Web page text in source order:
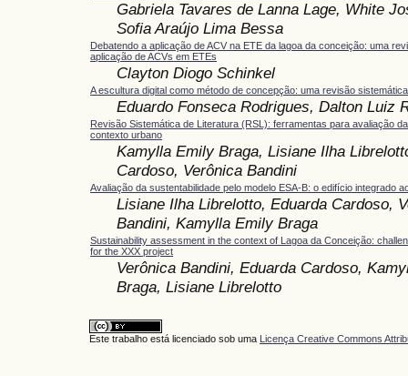
Gabriela Tavares de Lanna Lage, White
Sofia Araújo Lima Bessa
Debatendo a aplicação de ACV na ETE da lagoa da conceição: uma
aplicação de ACVs em ETEs
Clayton Diogo Schinkel
A escultura digital como método de concepção: uma revisão sistemática
Eduardo Fonseca Rodrigues, Dalton Luiz
Revisão Sistemática de Literatura (RSL): ferramentas para avaliação
contexto urbano
Kamylla Emily Braga, Lisiane Ilha
Cardoso, Verônica Bandini
Avaliação da sustentabilidade pelo modelo ESA-B: o edifício integrado
Lisiane Ilha Librelotto, Eduarda Cardoso,
Bandini, Kamylla Emily Braga
Sustainability assessment in the context of Lagoa da Conceição:
for the XXX project
Verônica Bandini, Eduarda Cardoso,
Braga, Lisiane Librelotto
Este trabalho está licenciado sob uma Licença Creative Commons